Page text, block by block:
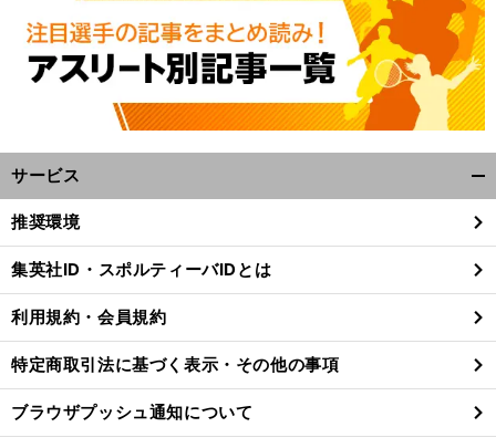
サービス
閉
る
推奨環境
集英社ID・スポルティーバIDとは
利用規約・会員規約
特定商取引法に基づく表示・その他の事項
ブラウザプッシュ通知について